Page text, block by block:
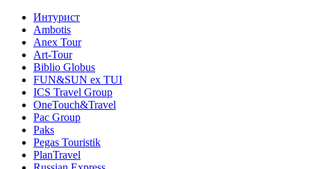
Интурист
Ambotis
Anex Tour
Art-Tour
Biblio Globus
FUN&SUN ex TUI
ICS Travel Group
OneTouch&Travel
Pac Group
Paks
Pegas Touristik
PlanTravel